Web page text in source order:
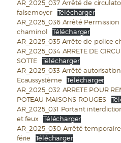
AR_2025_037 Arrêté de
falsemoyer
Télécharger
AR_2025_036 Arrêté
chaminol
Télécharger
AR_2025_035 Arrête de police
AR_2025_034 ARRETE DE
SOTTE
Télécharger
AR_2025_033 Arrêté
Ecaussystème
Télécharger
AR_2025_032 ARRETE POUR
POTEAU MAISONS ROUGES
AR_2025_031 Portant
et feux
Télécharger
AR_2025_030 Arrêté
férie
Télécharger